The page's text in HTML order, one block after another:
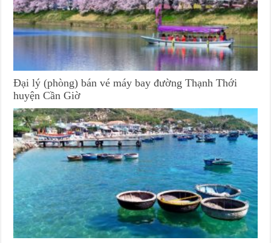
Đại lý (phòng) bán vé máy bay đường Thạnh Thới
huyện Cần Giờ